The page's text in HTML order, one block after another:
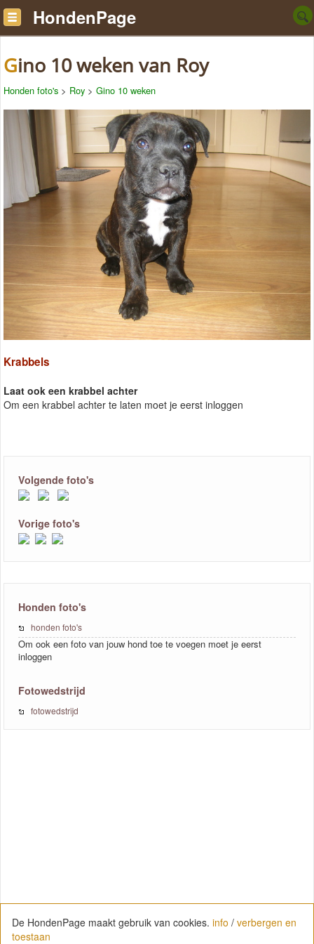
HondenPage
Gino 10 weken van Roy
Honden foto's > Roy > Gino 10 weken
Krabbels
Laat ook een krabbel achter
Om een krabbel achter te laten moet je eerst inloggen
Volgende foto's
Vorige foto's
Honden foto's
honden foto's
Om ook een foto van jouw hond toe te voegen moet je eerst
inloggen
Fotowedstrijd
fotowedstrijd
De HondenPage maakt gebruik van cookies. info / verbergen en
toestaan